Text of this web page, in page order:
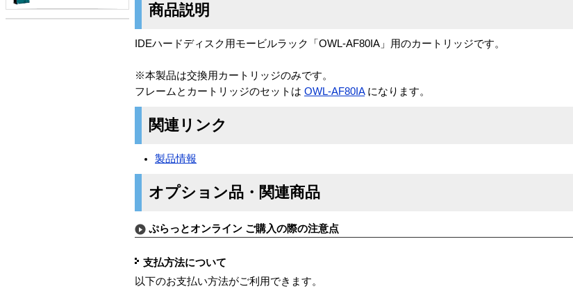
商品説明
IDEハードディスク用モービルラック「OWL-AF80IA」用のカートリッジです。
※本製品は交換用カートリッジのみです。
フレームとカートリッジのセットは OWL-AF80IAになります。
関連リンク
製品情報
オプション品・関連商品
ぷらっとオンライン ご購入の際の注意点
支払方法について
以下のお支払い方法がご利用できます。